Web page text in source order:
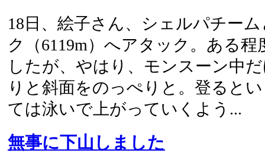
18日、絵子さん、シェルパチー
ク（6119m）へアタック。ある
したが、やはり、モンスーン中
りと斜面をのっぺりと。登ると
ては泳いで上がっていくよう...
無事に下山しました